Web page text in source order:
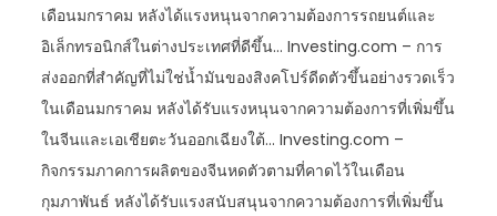
เดือนมกราคม หลังได้แรงหนุนจากความต้องการรถยนต์และ
อิเล็กทรอนิกส์ในต่างประเทศที่ดีขึ้น… Investing.com – การ
ส่งออกที่สำคัญที่ไม่ใช่น้ำมันของสิงคโปร์ดีดตัวขึ้นอย่างรวดเร็ว
ในเดือนมกราคม หลังได้รับแรงหนุนจากความต้องการที่เพิ่มขึ้น
ในจีนและเอเชียตะวันออกเฉียงใต้… Investing.com –
กิจกรรมภาคการผลิตของจีนหดตัวตามที่คาดไว้ในเดือน
กุมภาพันธ์ หลังได้รับแรงสนับสนุนจากความต้องการที่เพิ่มขึ้น